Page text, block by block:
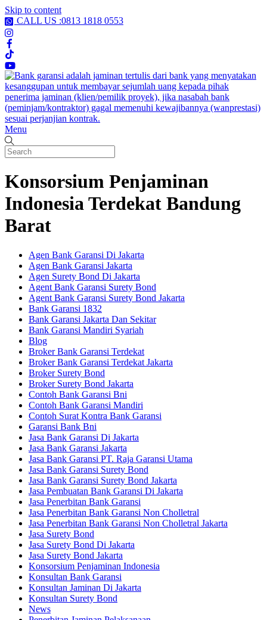
Skip to content
CALL US :0813 1818 0553
Menu
Konsorsium Penjaminan
Indonesia Terdekat Bandung
Barat
Agen Bank Garansi Di Jakarta
Agen Bank Garansi Jakarta
Agen Surety Bond Di Jakarta
Agent Bank Garansi Surety Bond
Agent Bank Garansi Surety Bond Jakarta
Bank Garansi 1832
Bank Garansi Jakarta Dan Sekitar
Bank Garansi Mandiri Syariah
Blog
Broker Bank Garansi Terdekat
Broker Bank Garansi Terdekat Jakarta
Broker Surety Bond
Broker Surety Bond Jakarta
Contoh Bank Garansi Bni
Contoh Bank Garansi Mandiri
Contoh Surat Kontra Bank Garansi
Garansi Bank Bni
Jasa Bank Garansi Di Jakarta
Jasa Bank Garansi Jakarta
Jasa Bank Garansi PT. Raja Garansi Utama
Jasa Bank Garansi Surety Bond
Jasa Bank Garansi Surety Bond Jakarta
Jasa Pembuatan Bank Garansi Di Jakarta
Jasa Penerbitan Bank Garansi
Jasa Penerbitan Bank Garansi Non Cholletral
Jasa Penerbitan Bank Garansi Non Cholletral Jakarta
Jasa Surety Bond
Jasa Surety Bond Di Jakarta
Jasa Surety Bond Jakarta
Konsorsium Penjaminan Indonesia
Konsultan Bank Garansi
Konsultan Jaminan Di Jakarta
Konsultan Surety Bond
News